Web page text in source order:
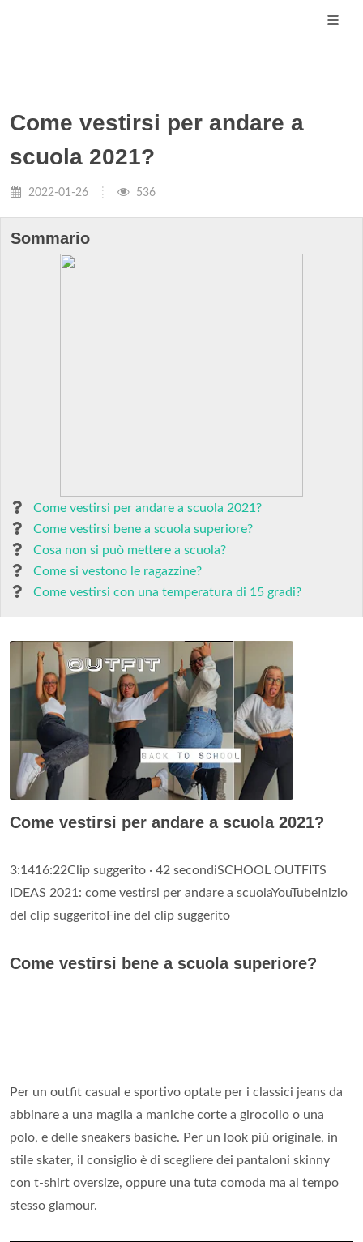
Come vestirsi per andare a
scuola 2021?
2022-01-26 536
Sommario
Come vestirsi per andare a scuola 2021?
Come vestirsi bene a scuola superiore?
Cosa non si può mettere a scuola?
Come si vestono le ragazzine?
Come vestirsi con una temperatura di 15 gradi?
Come vestirsi per andare a scuola 2021?
3:1416:22Clip suggerito · 42 secondiSCHOOL OUTFITS
IDEAS 2021: come vestirsi per andare a scuolaYouTubeInizio
del clip suggeritoFine del clip suggerito
Come vestirsi bene a scuola superiore?
Per un outfit casual e sportivo optate per i classici jeans da
abbinare a una maglia a maniche corte a girocollo o una
polo, e delle sneakers basiche. Per un look più originale, in
stile skater, il consiglio è di scegliere dei pantaloni skinny
con t-shirt oversize, oppure una tuta comoda ma al tempo
stesso glamour.